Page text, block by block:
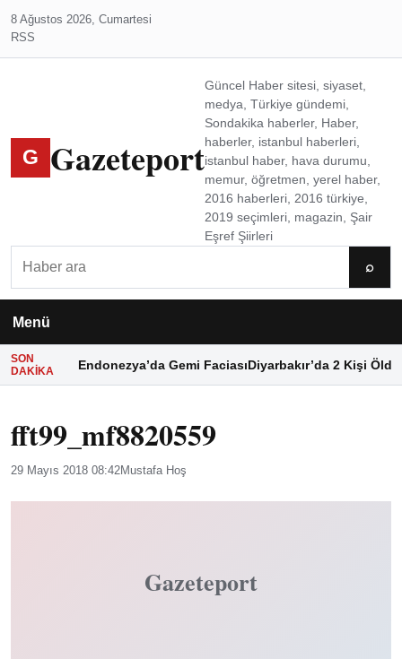
8 Ağustos 2026, Cumartesi
RSS
G Gazeteport
Güncel Haber sitesi, siyaset,
medya, Türkiye gündemi,
Sondakika haberler, Haber,
haberler, istanbul haberleri,
istanbul haber, hava durumu,
memur, öğretmen, yerel haber,
2016 haberleri, 2016 türkiye,
2019 seçimleri, magazin, Şair
Eşref Şiirleri
⌕
Menü
SON
DAKIKA
Endonezya’da Gemi FaciasıDiyarbakır’da 2 Kişi Öldü
fft99_mf8820559
29 Mayıs 2018 08:42Mustafa Hoş
Gazeteport